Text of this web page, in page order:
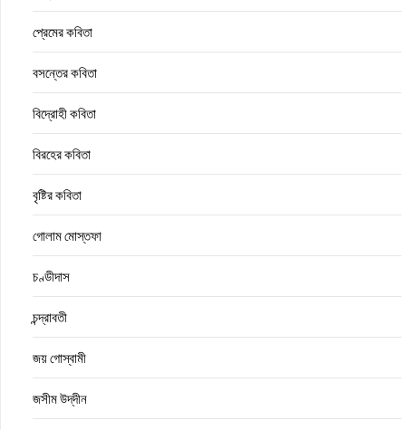
প্রেমের কবিতা
বসন্তের কবিতা
বিদ্রোহী কবিতা
বিরহের কবিতা
বৃষ্টির কবিতা
গোলাম মোস্তফা
চণ্ডীদাস
চন্দ্রাবতী
জয় গোস্বামী
জসীম উদ্‌দীন